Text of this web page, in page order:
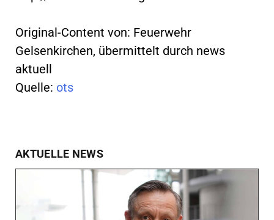
Original-Content von: Feuerwehr
Gelsenkirchen, übermittelt durch news
aktuell
Quelle: ots
AKTUELLE NEWS